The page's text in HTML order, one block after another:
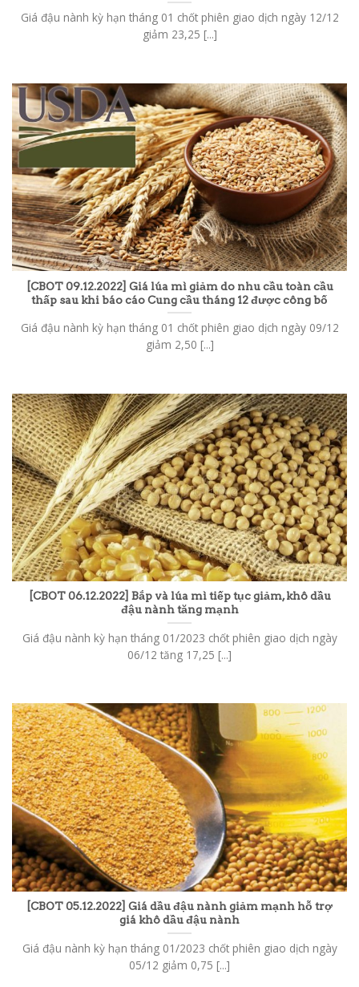
Giá đậu nành kỳ hạn tháng 01 chốt phiên giao dịch ngày 12/12
giảm 23,25 [...]
[CBOT 09.12.2022] Giá lúa mì giảm do nhu cầu toàn cầu
thấp sau khi báo cáo Cung cầu tháng 12 được công bố
Giá đậu nành kỳ hạn tháng 01 chốt phiên giao dịch ngày 09/12
giảm 2,50 [...]
[CBOT 06.12.2022] Bắp và lúa mì tiếp tục giảm, khô dầu
đậu nành tăng mạnh
Giá đậu nành kỳ hạn tháng 01/2023 chốt phiên giao dịch ngày
06/12 tăng 17,25 [...]
[CBOT 05.12.2022] Giá dầu đậu nành giảm mạnh hỗ trợ
giá khô dầu đậu nành
Giá đậu nành kỳ hạn tháng 01/2023 chốt phiên giao dịch ngày
05/12 giảm 0,75 [...]